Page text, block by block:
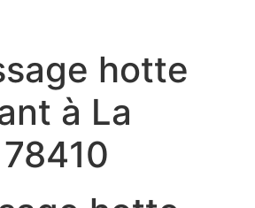
hotte
à La